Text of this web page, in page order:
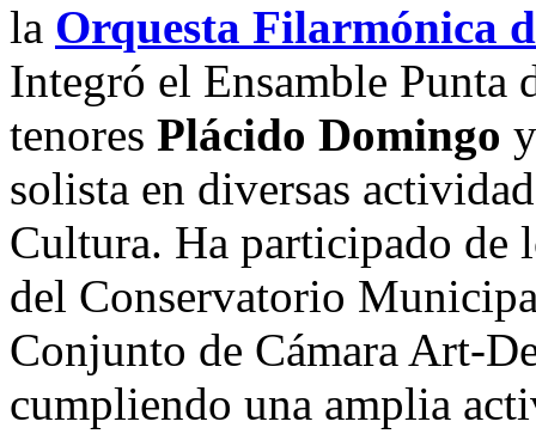
la Orquesta Filarmónica
Integró el Ensamble Punta
tenores Plácido Domingo
solista en diversas
Cultura. Ha participado de
del Conservatorio
Conjunto de Cámara Art-
cumpliendo una amplia